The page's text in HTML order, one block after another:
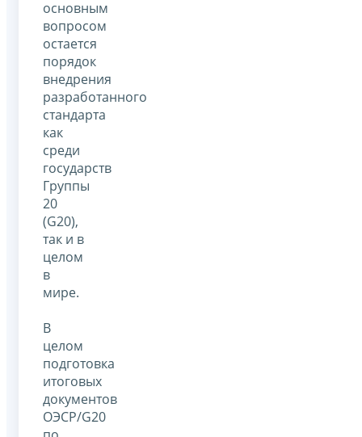
основным
вопросом
остается
порядок
внедрения
разработанного
стандарта
как
среди
государств
Группы
20
(G20),
так и в
целом
в
мире.
В
целом
подготовка
итоговых
документов
ОЭСР/G20